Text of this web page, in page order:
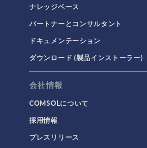
ナレッジベース
パートナーとコンサルタント
ドキュメンテーション
ダウンロード (製品インストーラー)
会社情報
COMSOLについて
採用情報
プレスリリース